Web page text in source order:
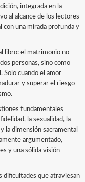
integrada en la
al alcance de los lectores
con una mirada profunda y
libro: el matrimonio no
personas, sino como
Solo cuando el amor
y superar el riesgo
fundamentales
la sexualidad, la
la dimensión sacramental
argumentado,
y una sólida visión
dificultades que atraviesan